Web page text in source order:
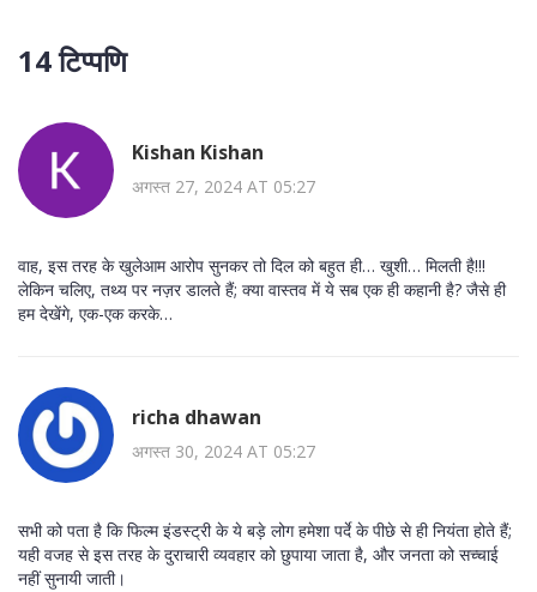
14 टिप्पणि
Kishan Kishan
अगस्त 27, 2024 AT 05:27
वाह, इस तरह के खुलेआम आरोप सुनकर तो दिल को बहुत ही… खुशी… मिलती है!!!
लेकिन चलिए, तथ्य पर नज़र डालते हैं; क्या वास्तव में ये सब एक ही कहानी है? जैसे ही
हम देखेंगे, एक-एक करके…
richa dhawan
अगस्त 30, 2024 AT 05:27
सभी को पता है कि फिल्म इंडस्ट्री के ये बड़े लोग हमेशा पर्दे के पीछे से ही नियंता होते हैं;
यही वजह से इस तरह के दुराचारी व्यवहार को छुपाया जाता है, और जनता को सच्चाई
नहीं सुनायी जाती।